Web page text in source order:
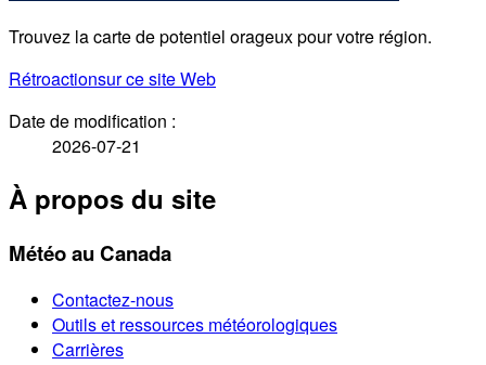
Trouvez la carte de potentiel orageux pour votre région.
Rétroactionsur ce site Web
Date de modification :
2026-07-21
À propos du site
Météo au Canada
Contactez-nous
Outils et ressources météorologiques
Carrières